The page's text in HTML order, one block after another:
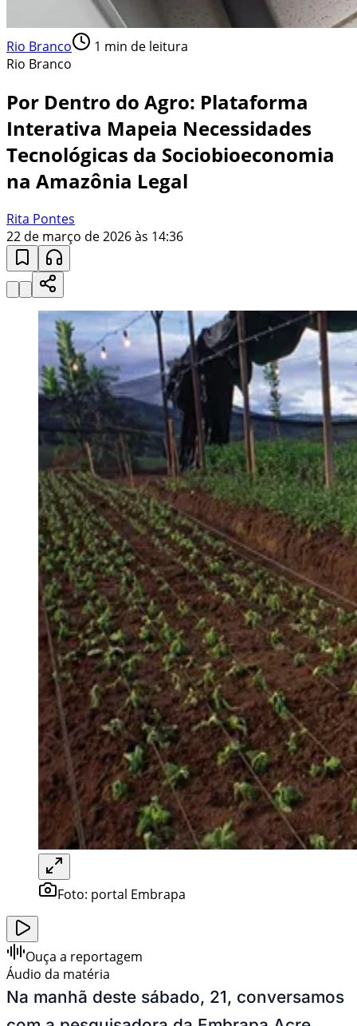
Rio Branco 1 min de leitura
Rio Branco
Por Dentro do Agro: Plataforma
Interativa Mapeia Necessidades
Tecnológicas da Sociobioeconomia
na Amazônia Legal
Rita Pontes
22 de março de 2026 às 14:36
Foto: portal Embrapa
Ouça a reportagem
Áudio da matéria
Na manhã deste sábado, 21, conversamos